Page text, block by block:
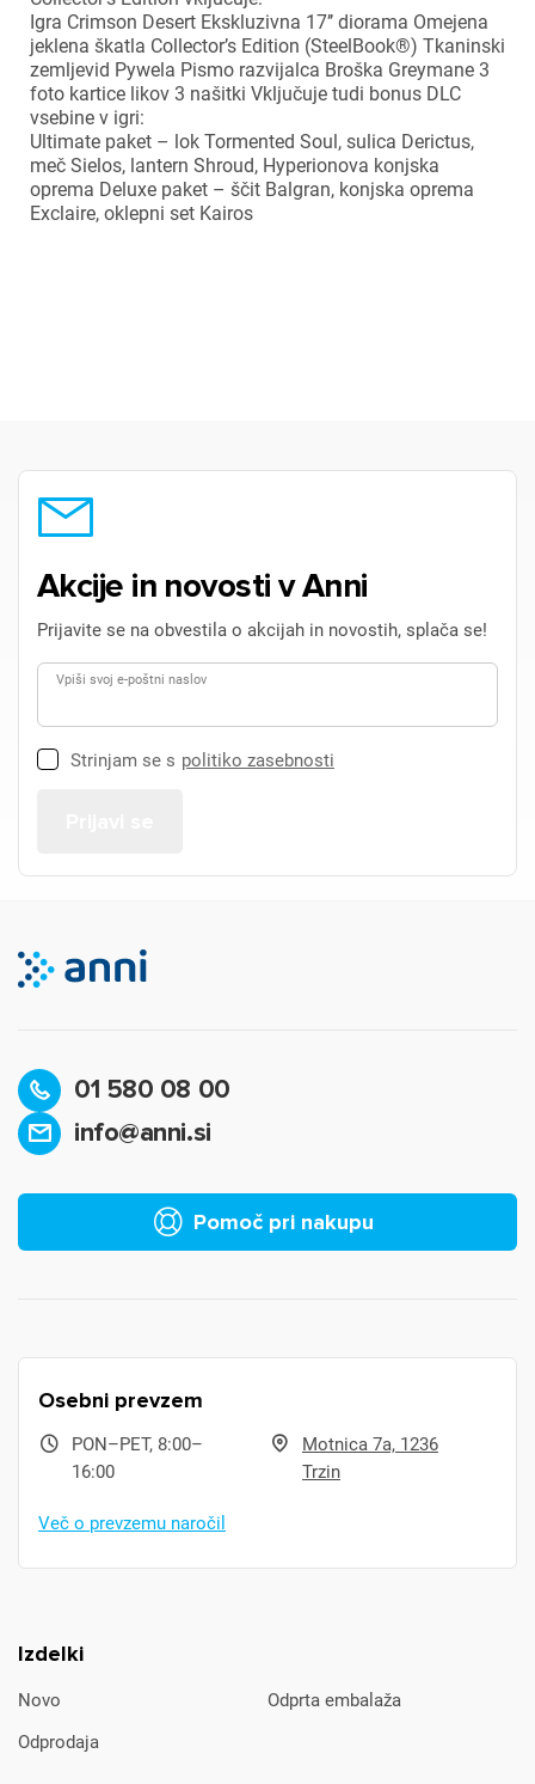
Igra Crimson Desert Ekskluzivna 17’’ diorama Omejena
jeklena škatla Collector’s Edition (SteelBook®) Tkaninski
zemljevid Pywela Pismo razvijalca Broška Greymane 3
foto kartice likov 3 našitki Vključuje tudi bonus DLC
vsebine v igri:
Ultimate paket – lok Tormented Soul, sulica Derictus,
meč Sielos, lantern Shroud, Hyperionova konjska
oprema Deluxe paket – ščit Balgran, konjska oprema
Exclaire, oklepni set Kairos
Akcije in novosti v Anni
Prijavite se na obvestila o akcijah in novostih, splača se!
Vpiši svoj e-poštni naslov
Strinjam se s politiko zasebnosti
01 580 08 00
info@anni.si
Pomoč pri nakupu
Izdelki
Novo
Odprta embalaža
Odprodaja
Osebni prevzem
PON–PET, 8:00–
16:00
Motnica 7a, 1236
Trzin
Več o prevzemu naročil
Prijava